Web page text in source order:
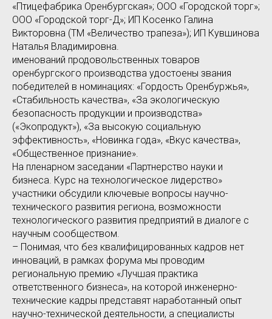
«Птицефабрика Оренбургская»; ООО «Городской торг»;
ООО «Городской торг-Д»; ИП Косенко Галина
Викторовна (ТМ «Величество трапеза»); ИП Кувшинова
Наталья Владимировна.
именований продовольственных товаров
оренбургского производства удостоены звания
победителей в номинациях: «Гордость Оренбуржья»,
«Стабильность качества», «За экологическую
безопасность продукции и производства»
(«Экопродукт»), «За высокую социальную
эффективность», «Новинка года», «Вкус качества»,
«Общественное признание».
На пленарном заседании «Партнерство науки и
бизнеса. Курс на технологическое лидерство»
участники обсудили ключевые вопросы научно-
технического развития региона, возможности
технологического развития предприятий в диалоге с
научным сообществом.
– Понимая, что без квалифицированных кадров нет
инноваций, в рамках форума мы проводим
региональную премию «Лучшая практика
ответственного бизнеса», на которой инженерно-
технические кадры представят наработанный опыт
научно-технической деятельности, а специалисты